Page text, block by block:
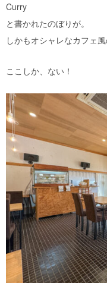
Curry
と書かれたのぼりが。
しかもオシャレなカフェ風
ここしか、ない！